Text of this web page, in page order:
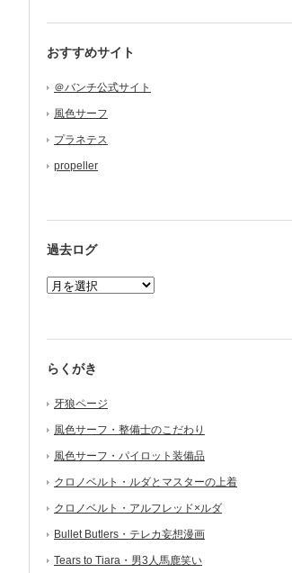
おすすめサイト
＠バンチ公式サイト
風色サーフ
プラネテス
propeller
過去ログ
らくがき
牙狼ページ
風色サーフ・整備士のこだわり
風色サーフ・パイロット装備品
クロノベルト・ルダとマスターの上着
クロノベルト・アルフレッド×ルダ
Bullet Butlers・テレカ妄想漫画
Tears to Tiara・男3人馬鹿笑い